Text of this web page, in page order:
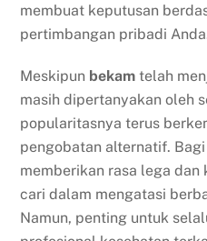
membuat keputusan
pertimbangan pribadi
Meskipun bekam telah
masih dipertanyakan oleh
popularitasnya terus
pengobatan alternatif.
memberikan rasa lega dan
cari dalam mengatasi
Namun, penting untuk